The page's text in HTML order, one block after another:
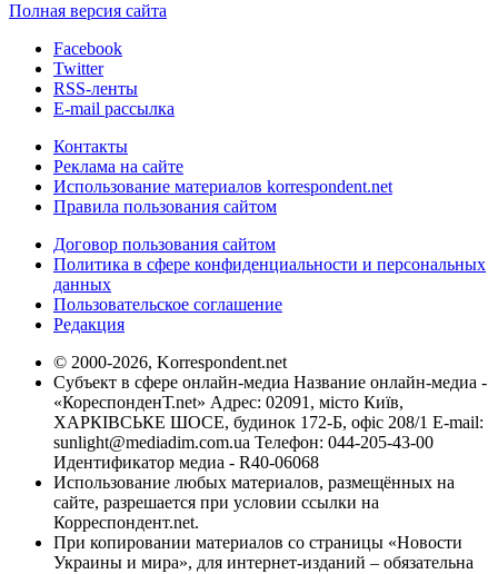
Полная версия сайта
Facebook
Twitter
RSS-ленты
E-mail рассылка
Контакты
Реклама на сайте
Использование материалов korrespondent.net
Правила пользования сайтом
Договор пользования сайтом
Политика в сфере конфиденциальности и персональных
данных
Пользовательское соглашение
Редакция
© 2000-2026, Korrespondent.net
Субъект в сфере онлайн-медиа Название онлайн-медиа -
«КореспонденТ.net» Адрес: 02091, місто Київ,
ХАРКІВСЬКЕ ШОСЕ, будинок 172-Б, офіс 208/1 E-mail:
sunlight@mediadim.com.ua Телефон: 044-205-43-00
Идентификатор медиа - R40-06068
Использование любых материалов, размещённых на
сайте, разрешается при условии ссылки на
Корреспондент.net.
При копировании материалов со страницы «Новости
Украины и мира», для интернет-изданий – обязательна